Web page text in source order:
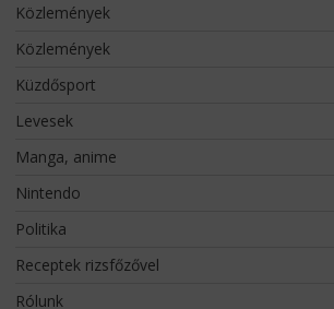
Közlemények
Közlemények
Küzdősport
Levesek
Manga, anime
Nintendo
Politika
Receptek rizsfőzővel
Rólunk